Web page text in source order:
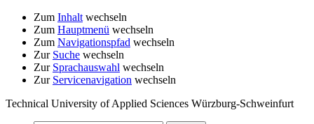
Zum Inhalt wechseln
Zum Hauptmenü wechseln
Zum Navigationspfad wechseln
Zur Suche wechseln
Zur Sprachauswahl wechseln
Zur Servicenavigation wechseln
Technical University of Applied Sciences Würzburg-Schweinfurt